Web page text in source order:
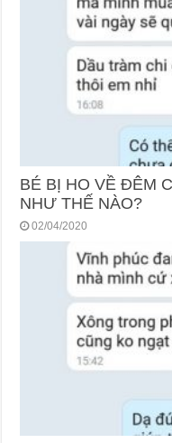
BÉ BỊ HO VỀ ĐÊM
NHƯ THẾ NÀO?
02/04/2020